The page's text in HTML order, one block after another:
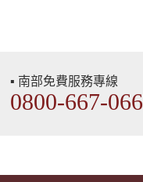
▪ 南部免費服務專線
0800-667-066